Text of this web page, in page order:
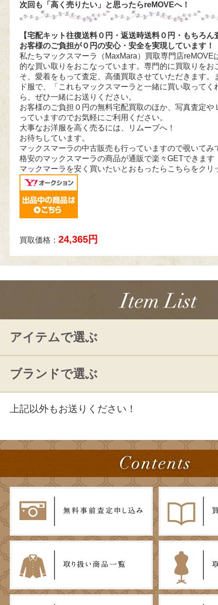
次回も「高く売りたい」と思ったらreMOVEへ！
【宅配キット往復送料０円・返送時送料０円・もちろん
お客様のご負担が０円の安心・安全を実現しています！
私たちマックスマーラ（MaxMara）買取専門店reMOVE
的な買い取りをおこなっています。専門的に買取りをお
そ、愛着をもって査定、高価買取させていただきます。
ド服で、「これもマックスマーラと一緒に買い取ってく
ら、ぜひ一緒にお送りください。
お客様のご負担０円の無料宅配買取のほか、写真査定や
っていますのでお気軽にご利用ください。
大事なお洋服を高く売るには、リムーブへ！
お待ちしています。
マックスマーラの中古販売も行っていますので覗いてみ
格安のマックスマーラの商品が通販で楽々GETできます
マックマーラを安く買いたいとおもったらこちらをクリ
買取価格： 24,365円
アイテムで選ぶ
ブランドで選ぶ
上記以外もお送りください！